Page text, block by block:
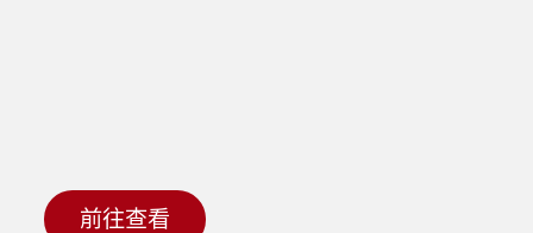
前往查看